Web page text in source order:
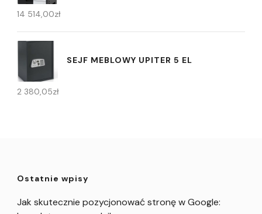
14 514,00zł
SEJF MEBLOWY UPITER 5 EL
2 380,05zł
Ostatnie wpisy
Jak skutecznie pozycjonować stronę w Google: